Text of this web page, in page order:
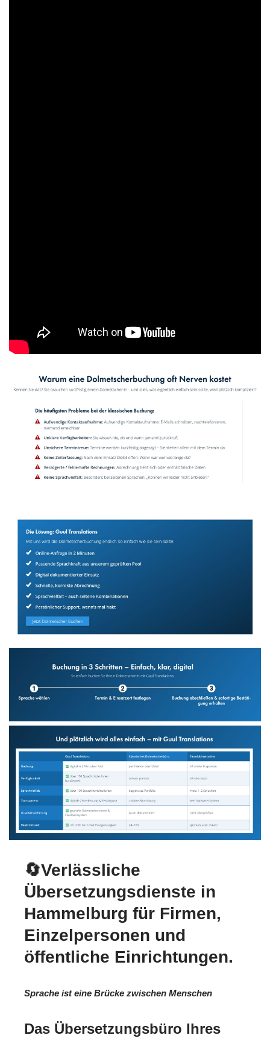
🔄Verlässliche
Übersetzungsdienste in
Hammelburg für Firmen,
Einzelpersonen und
öffentliche Einrichtungen.
Sprache ist eine Brücke zwischen Menschen
Das Übersetzungsbüro Ihres